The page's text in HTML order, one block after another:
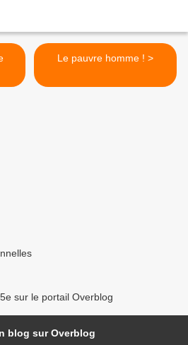
Le pauvre homme ! >
sur le portail Overblog
blog sur Overblog